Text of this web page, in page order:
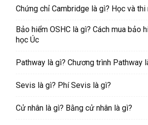
Chứng chỉ Cambridge là gì? Học và thi
Bảo hiểm OSHC là gì? Cách mua bảo
học Úc
Pathway là gì? Chương trình Pathway
Sevis là gì? Phí Sevis là gì?
Cử nhân là gì? Bằng cử nhân là gì?